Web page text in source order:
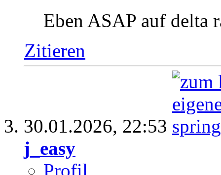
Eben ASAP auf delta
Zitieren
30.01.2026, 22:53
j_easy
Profil